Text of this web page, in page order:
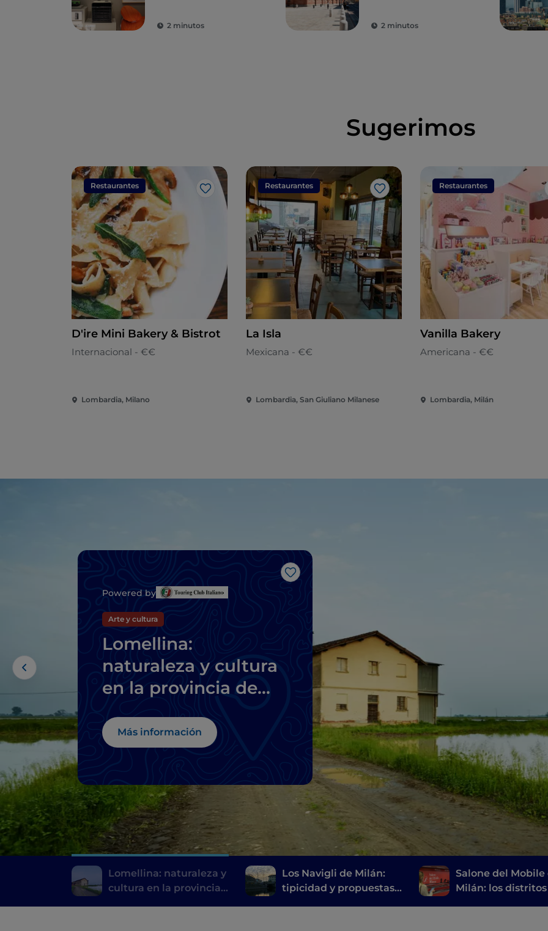
2 minutos
joyas para revivir el
2 minutos
Sugerimos
Restaurantes
Me gusta
D'ire Mini Bakery & Bistrot
Internacional - €€
Lombardia, Milano
Restaurantes
Me gusta
La Isla
Mexicana - €€
Lombardia, San Giuliano Milanese
Restaurantes
Vanilla Bakery
Americana - €€
Lombardia, Milán
Me gusta
Powered by
Arte y cultura
Lomellina:
naturaleza y cultura
en la provincia de
Más información
Lomellina: naturaleza y
cultura en la provincia
Los Navigli de Milán:
tipicidad y propuestas
Salone del Mobile
Milán: los